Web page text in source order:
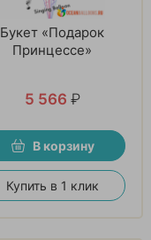
Букет «Подарок
Принцессе»
5 566 ₽
В корзину
Купить в 1 клик